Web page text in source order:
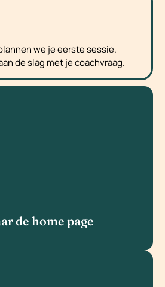
we je eerste sessie.
de slag met je coachvraag.​
de home page